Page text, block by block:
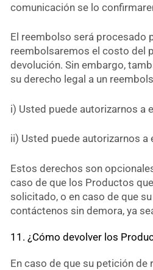
comunicación se lo
El reembolso será procesado
reembolsaremos el costo del
devolución. Sin embargo,
su derecho legal a un
i) Usted puede autorizarnos a
ii) Usted puede autorizarnos a
Estos derechos son
caso de que los Productos
solicitado, o en caso de que
contáctenos sin demora, ya
11. ¿Cómo devolver los
En caso de que su petición